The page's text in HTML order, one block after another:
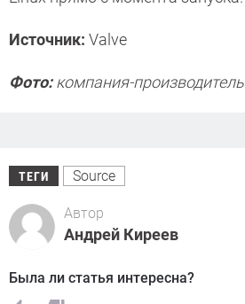
Источник: Valve
Фото:компания-производитель
ТЕГИ Source
Автор
Андрей Киреев
Была ли статья интересна?